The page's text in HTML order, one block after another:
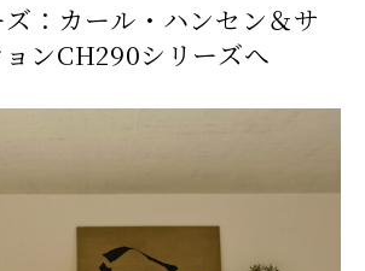
：カール・ハンセン＆サ
ンCH290シリーズへ